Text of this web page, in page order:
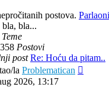
bla...
Teme
Postovi
post Re: Hoću da pitam..
la Problematican
2026, 13:17